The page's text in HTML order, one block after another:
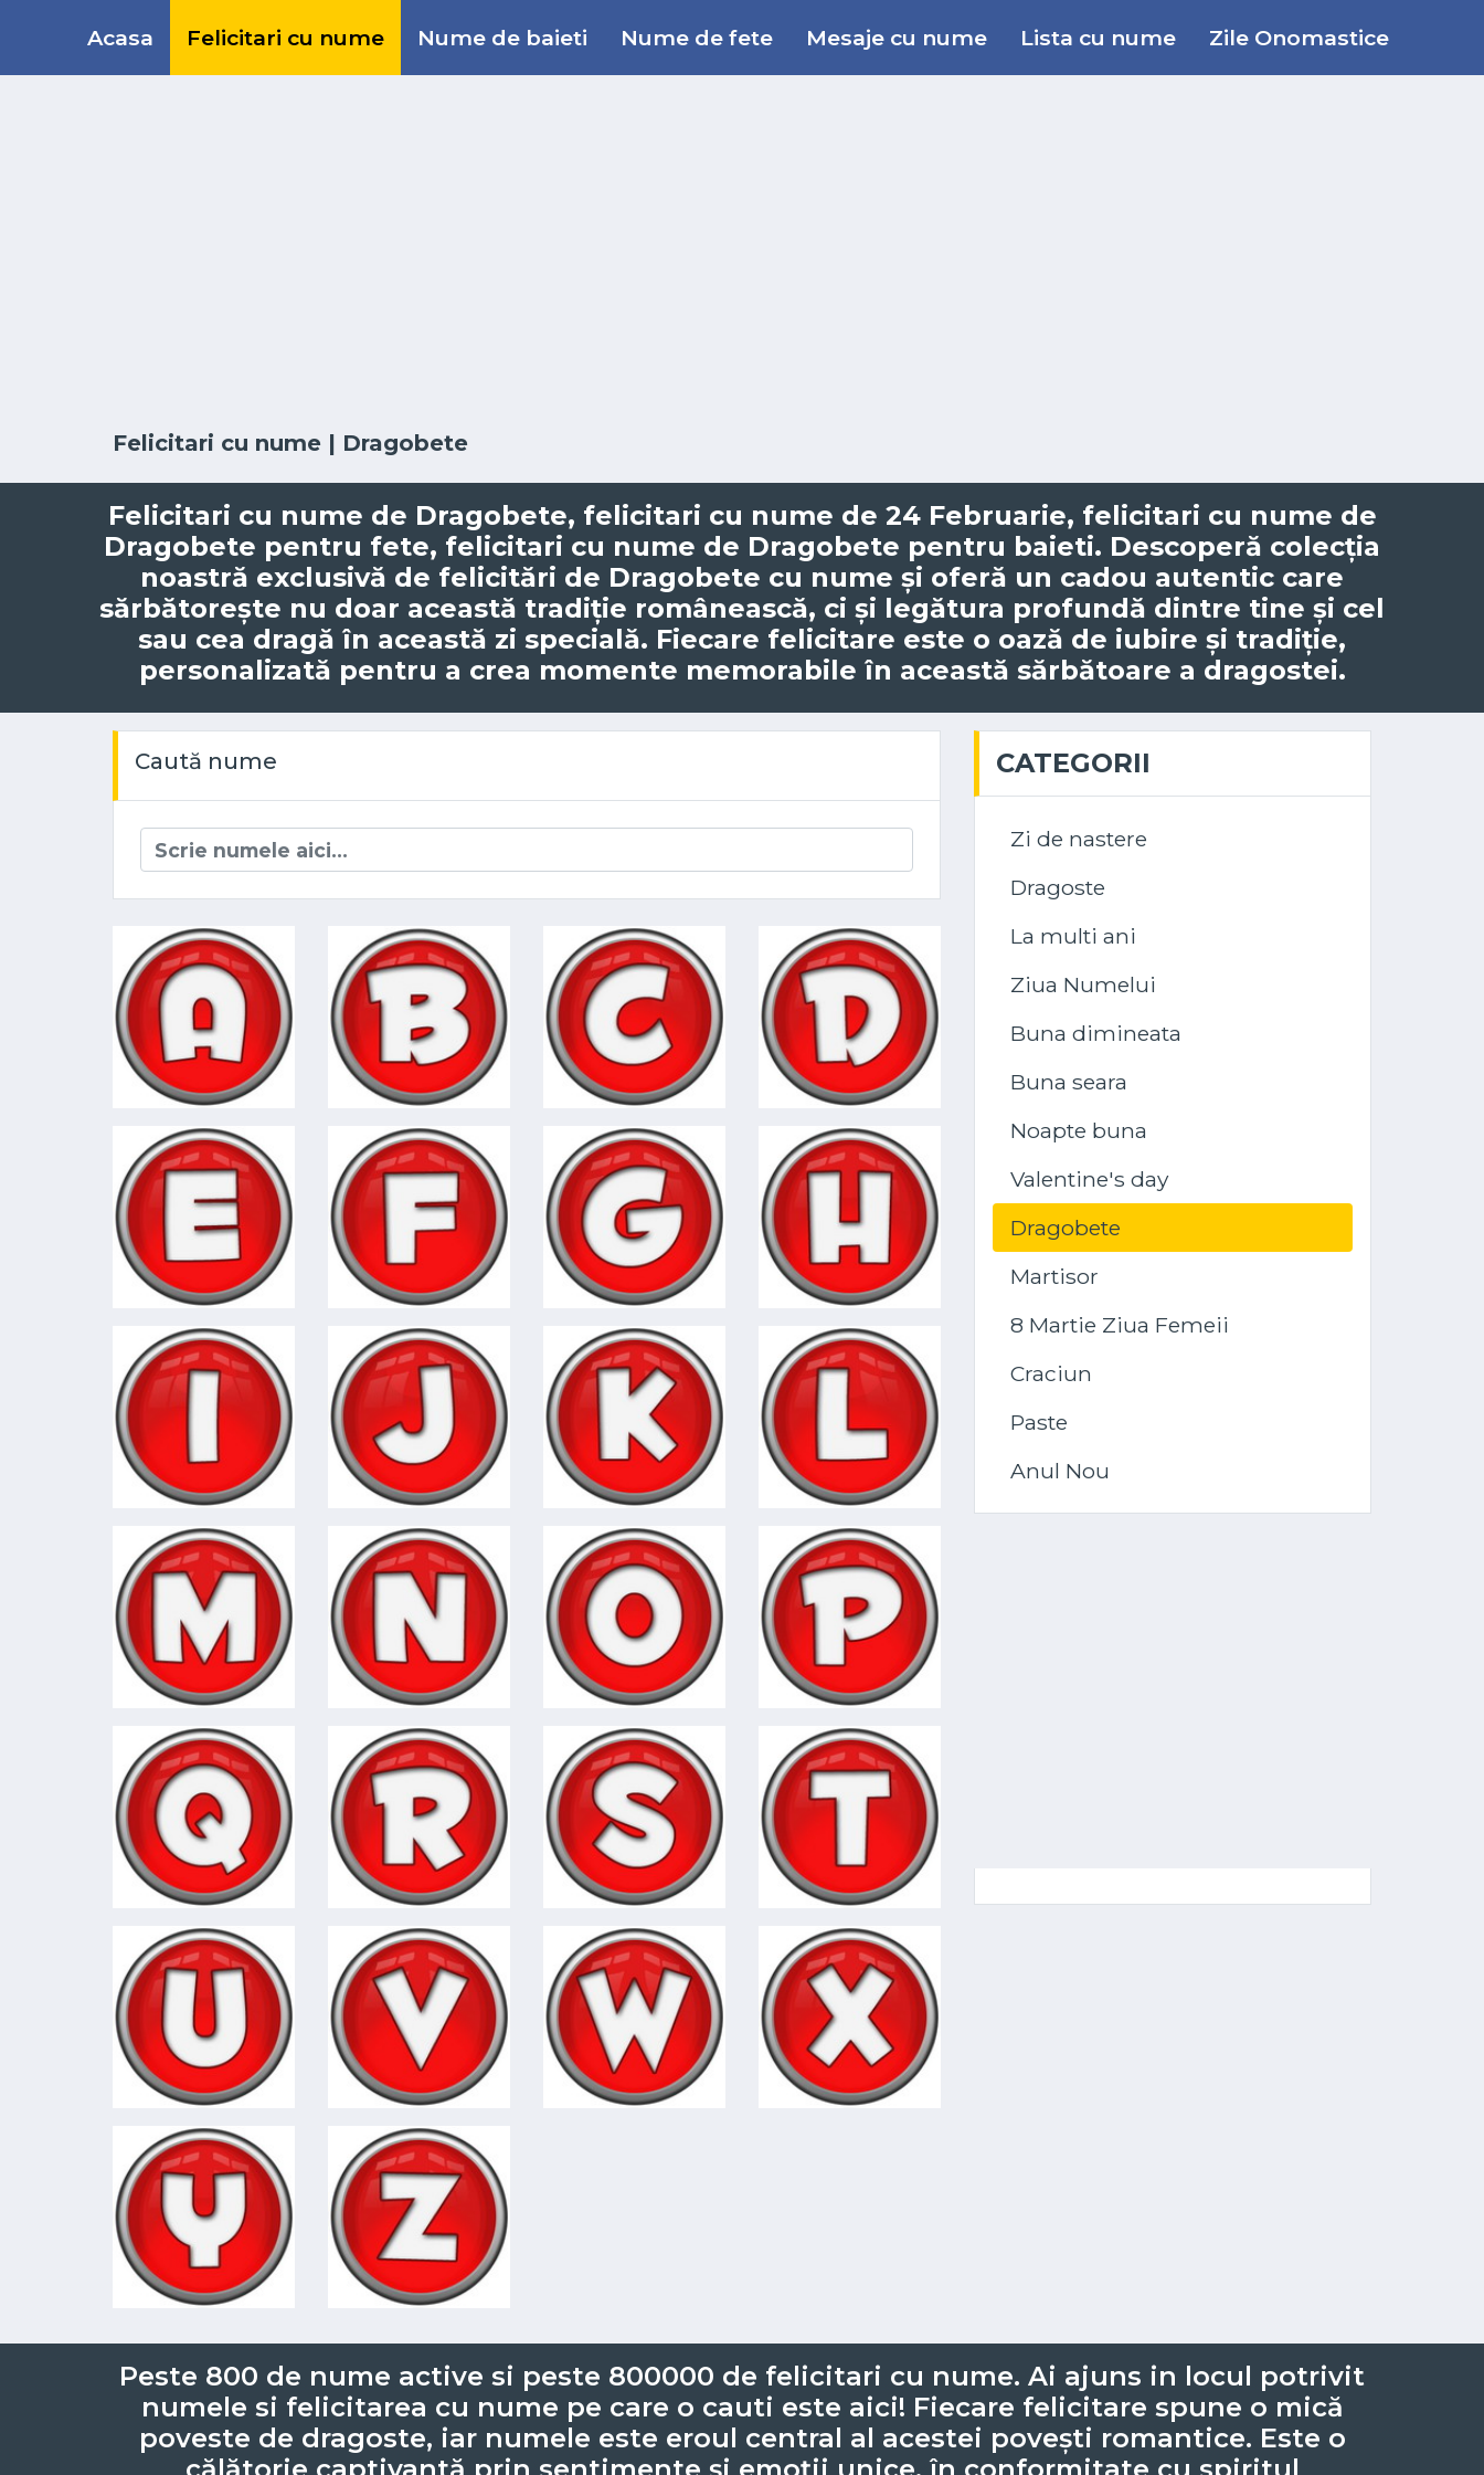
Acasa Felicitari cu nume Nume de baieti Nume de fete Mesaje cu nume Lista cu nume Zile Onomastice
Felicitari cu nume | Dragobete
Felicitari cu nume de Dragobete, felicitari cu nume de 24 Februarie, felicitari cu nume de
Dragobete pentru fete, felicitari cu nume de Dragobete pentru baieti. Descoperă colecția
noastră exclusivă de felicitări de Dragobete cu nume și oferă un cadou autentic care
sărbătorește nu doar această tradiție românească, ci și legătura profundă dintre tine și cel
sau cea dragă în această zi specială. Fiecare felicitare este o oază de iubire și tradiție,
personalizată pentru a crea momente memorabile în această sărbătoare a dragostei.
Caută nume CATEGORII
Zi de nastere
Dragoste
La multi ani
Ziua Numelui
Buna dimineata
Buna seara
Noapte buna
Valentine's day
Dragobete
Martisor
8 Martie Ziua Femeii
Craciun
Paste
Anul Nou
Peste 800 de nume active si peste 800000 de felicitari cu nume. Ai ajuns in locul potrivit
numele si felicitarea cu nume pe care o cauti este aici! Fiecare felicitare spune o mică
poveste de dragoste, iar numele este eroul central al acestei povești romantice. Este o